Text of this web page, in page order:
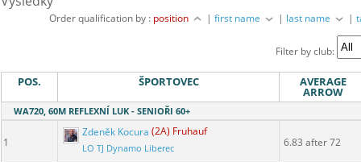
Order qualification by : position |first name | last name |
Filter by club:
POS. ŠPORTOVEC AVERAGE
ARROW
WA720, 60M REFLEXNÍ LUK - SENIOŘI 60+
1
Zdeněk Kocura (2A) Fruhauf
LO TJ Dynamo Liberec 6.83 after 72